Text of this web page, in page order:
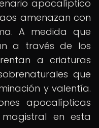
apocalíptico
amenazan con
A medida que
a través de los
a criaturas
que
y valentía.
apocalípticas
en esta